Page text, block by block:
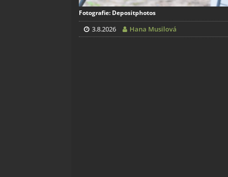
Fotografie: Depositphotos
3.8.2026 Hana Musilová